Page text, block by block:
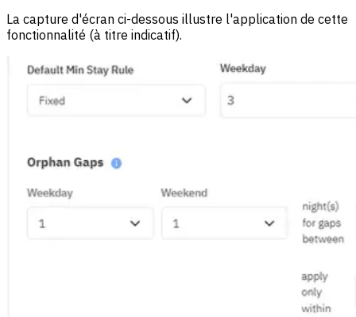
La capture d'écran ci-dessous illustre l'application de cette
fonctionnalité (à titre indicatif).